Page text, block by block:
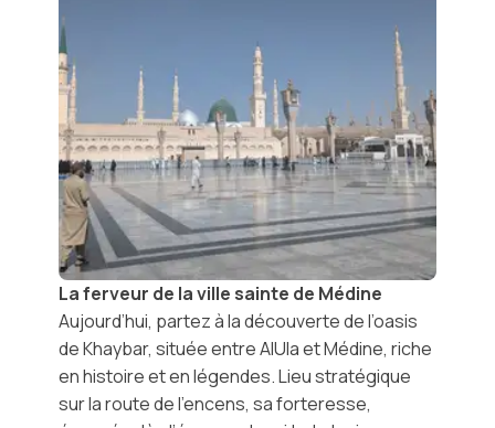
La ferveur de la ville sainte de Médine
Aujourd’hui, partez à la découverte de l’oasis
de Khaybar, située entreAlUlaetMédine, riche
en histoire et en légendes. Lieu stratégique
sur la route de l’encens, sa forteresse,